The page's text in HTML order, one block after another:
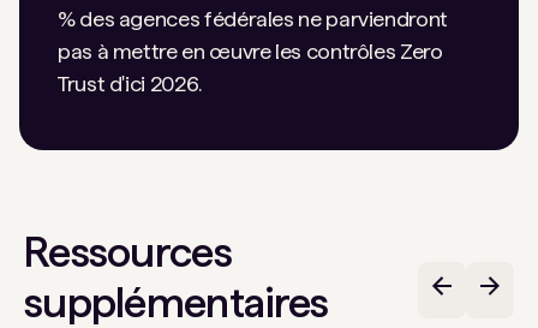
% des agences fédérales ne parviendront
pas à mettre en œuvre les contrôles Zero
Trust d'ici 2026.
Ressources
supplémentaires